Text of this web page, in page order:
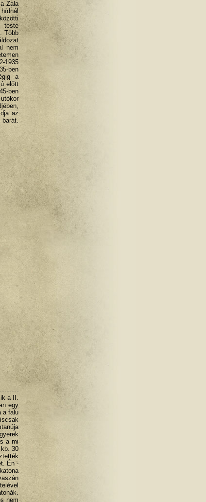
Zala
hídnál
teste
Több
nem
1935
ben
a
előtt
ben
az
a II.
egy
a falu
a mi
30
Én -
nem